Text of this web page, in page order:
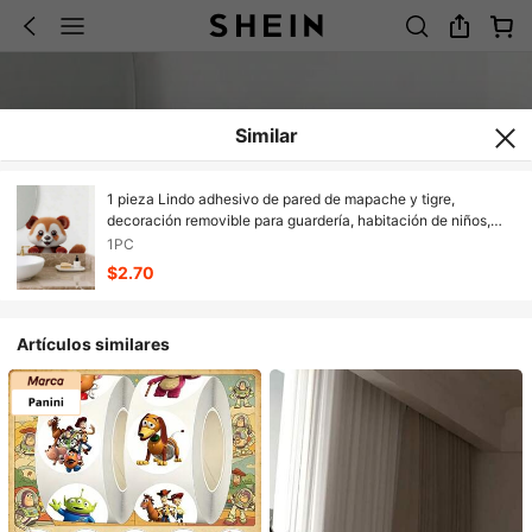
Similar
1 pieza Lindo adhesivo de pared de mapache y tigre,
decoración removible para guardería, habitación de niños,
dormitorio, escuela
1PC
$2.70
Artículos similares